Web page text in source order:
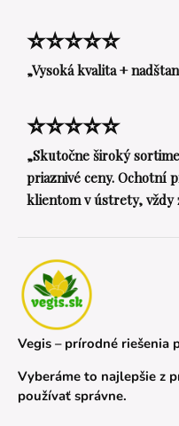
⭐⭐⭐⭐⭐
„Vysoká kvalita +
⭐⭐⭐⭐⭐
„Skutočne široký
priaznivé ceny. Ochotní
klientom v ústrety, vždy
Vegis – prírodné riešenia
Vyberáme to najlepšie z
používať správne.